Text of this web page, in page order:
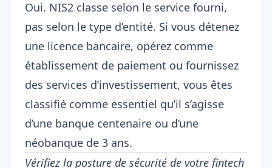
Oui. NIS2 classe selon le service fourni,
pas selon le type d’entité. Si vous détenez
une licence bancaire, opérez comme
établissement de paiement ou fournissez
des services d’investissement, vous êtes
classifié comme essentiel qu’il s’agisse
d’une banque centenaire ou d’une
néobanque de 3 ans.
Vérifiez la posture de sécurité de votre fintech